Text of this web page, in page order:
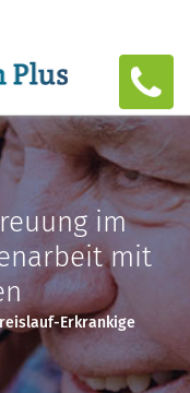
im
mit
Erkrankige